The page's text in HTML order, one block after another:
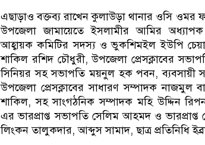
এছাড়াও বক্তব্য রাখেন কুলাউড়া থানার ওসি ওমর
উপজেলা জামায়েতে ইসলামীর আমির
আহ্বায়ক কমিটির সদস্য ও ভুকশিমইল ইউপি
শাকিল রশিদ চৌধুরী, উপজেলা প্রেসক্লাবের
সিনিয়র সহ সভাপতি ময়নুল হক পবন, ব্যবসায়ী
উপজেলা প্রেসক্লাবের সাধারণ সম্পাদক নাজমুল
শাকিল, সহ সাংগঠনিক সম্পাদক মহি উদ্দিন
এর ভারপ্রাপ্ত সভাপতি সেলিম আহমদ ও
লিংকন তালুকদার, আব্দুস সামাদ, ছাত্র প্রতিনিধি